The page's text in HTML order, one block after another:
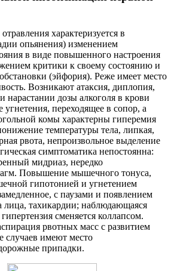
характеризуется в
опьянения) изменением
в виде повышенного настроения
критики к своему состоянию и
(эйфория). Реже имеет место
Возникают атаксия, диплопия,
нарастании дозы алкоголя в крови
угнетения, переходящее в сопор, а
комы характерны гиперемия
температуры тела, липкая,
рвота, непроизвольное выделение
симптоматика непостоянна:
мидриаз, нередко
Повышение мышечного тонуса,
гипотонией и угнетением
с паузами и появлением
лица, тахикардии; наблюдающаяся
сменяется коллапсом.
рвотных масс с развитием
случаев имеют место
припадки.